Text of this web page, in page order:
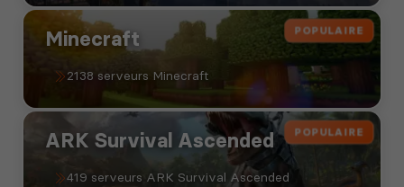
POPULAIRE
Minecraft
2138 serveurs Minecraft
POPULAIRE
ARK Survival Ascended
419 serveurs ARK Survival Ascended